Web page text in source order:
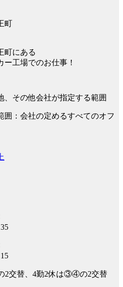
町
町にある
ー工場でのお仕事！
、その他会社が指定する範囲
囲：会社の定めるすべてのオフ
交替、4勤2休は③④の2交替